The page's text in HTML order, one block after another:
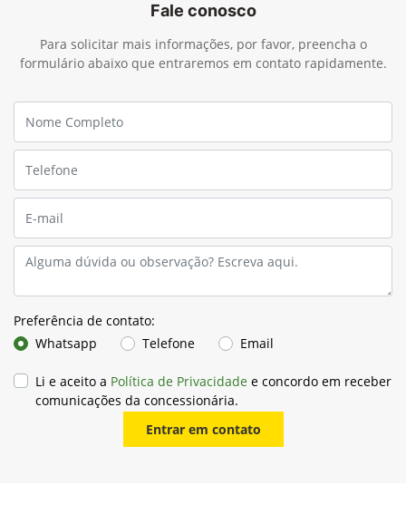
Fale conosco
Para solicitar mais informações, por favor, preencha o
formulário abaixo que entraremos em contato rapidamente.
Preferência de contato:
Whatsapp
Telefone Email
Li e aceito a Política de Privacidade e concordo em receber
comunicações da concessionária.
Entrar em contato